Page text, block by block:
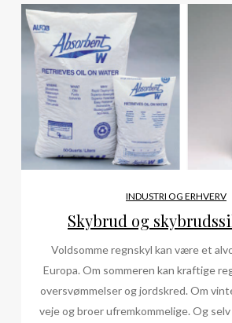
INDUSTRI OG ERHVERV
Skybrud og
Voldsomme regnskyl kan være et
Europa. Om sommeren kan kraftige
oversvømmelser og jordskred. Om
veje og broer ufremkommelige. Og